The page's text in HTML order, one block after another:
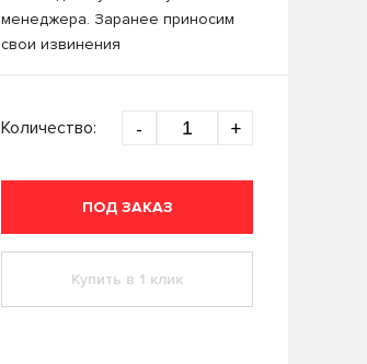
менеджера. Заранее приносим
свои извинения
Количество: - +
ПОД ЗАКАЗ
Купить в 1 клик